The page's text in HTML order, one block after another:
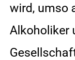
wird, umso
Alkoholiker